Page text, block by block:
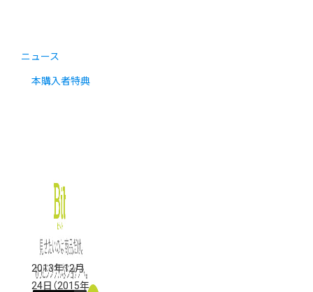
ニュース
本購入者特典
2013年12月
24日 （2015年